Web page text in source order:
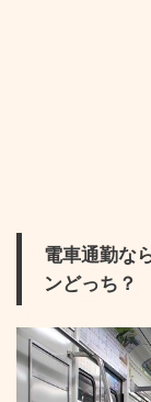
電車通勤な
ンどっち？